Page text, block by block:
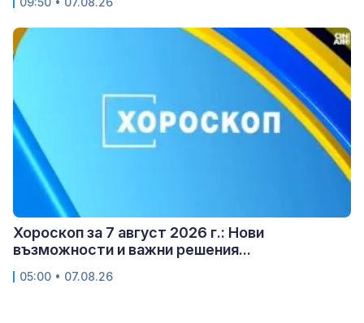
Хороскоп за 7 август 2026 г.: Нови
възможности и важни решения...
05:00 • 07.08.26